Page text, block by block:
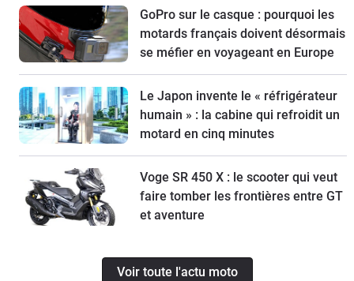
GoPro sur le casque : pourquoi les
motards français doivent désormais
se méfier en voyageant en Europe
Le Japon invente le « réfrigérateur
humain » : la cabine qui refroidit un
motard en cinq minutes
Voge SR 450 X : le scooter qui veut
faire tomber les frontières entre GT
et aventure
Voir toute l'actu moto